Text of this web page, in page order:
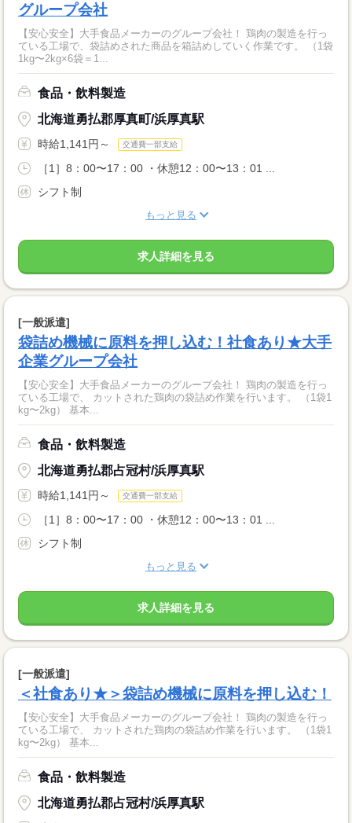
グループ会社
【安心安全】大手食品メーカーのグループ会社！ 鶏肉の製造を行っ
ている工場で、袋詰めされた商品を箱詰めしていく作業です。 （1袋
1kg〜2kg×6袋＝1...
食品・飲料製造
北海道勇払郡厚真町/浜厚真駅
時給1,141円～ 交通費一部支給
［1］8：00〜17：00 ・休憩12：00〜13：01 ...
シフト制
もっと見る
求人詳細を見る
[一般派遣]
袋詰め機械に原料を押し込む！社食あり★大手
企業グループ会社
【安心安全】大手食品メーカーのグループ会社！ 鶏肉の製造を行っ
ている工場で、 カットされた鶏肉の袋詰め作業を行います。 （1袋1
kg〜2kg） 基本...
食品・飲料製造
北海道勇払郡占冠村/浜厚真駅
時給1,141円～ 交通費一部支給
［1］8：00〜17：00 ・休憩12：00〜13：01 ...
シフト制
もっと見る
求人詳細を見る
[一般派遣]
＜社食あり★＞袋詰め機械に原料を押し込む！
【安心安全】大手食品メーカーのグループ会社！ 鶏肉の製造を行っ
ている工場で、 カットされた鶏肉の袋詰め作業を行います。 （1袋1
kg〜2kg） 基本...
食品・飲料製造
北海道勇払郡占冠村/浜厚真駅